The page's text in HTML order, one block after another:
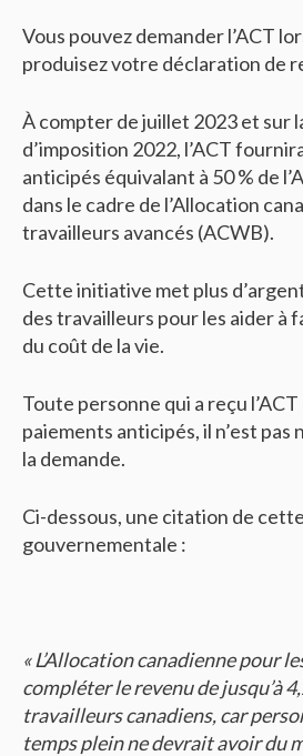
Vous pouvez demander l’ACT
produisez votre déclaration de
À compter de juillet 2023 et sur
d’imposition 2022, l’ACT
anticipés équivalant à 50 % de
dans le cadre de l’Allocation
travailleurs avancés (ACWB).
Cette initiative met plus
des travailleurs pour les aider à
du coût de la vie.
Toute personne qui a reçu
paiements anticipés, il n’est pas
la demande.
Ci-dessous, une citation de
gouvernementale :
« L’Allocation canadienne pour
compléter le revenu de jusqu’à
travailleurs canadiens, car
temps plein ne devrait avoir du